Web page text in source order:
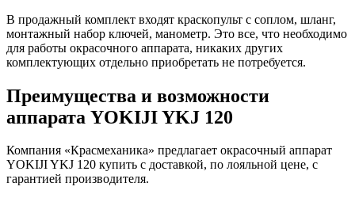
В продажный комплект входят краскопульт с соплом, шланг,
монтажный набор ключей, манометр. Это все, что необходимо
для работы окрасочного аппарата, никаких других
комплектующих отдельно приобретать не потребуется.
Преимущества и возможности
аппарата YOKIJI YKJ 120
Компания «Красмеханика» предлагает окрасочный аппарат
YOKIJI YKJ 120 купить с доставкой, по лояльной цене, с
гарантией производителя.